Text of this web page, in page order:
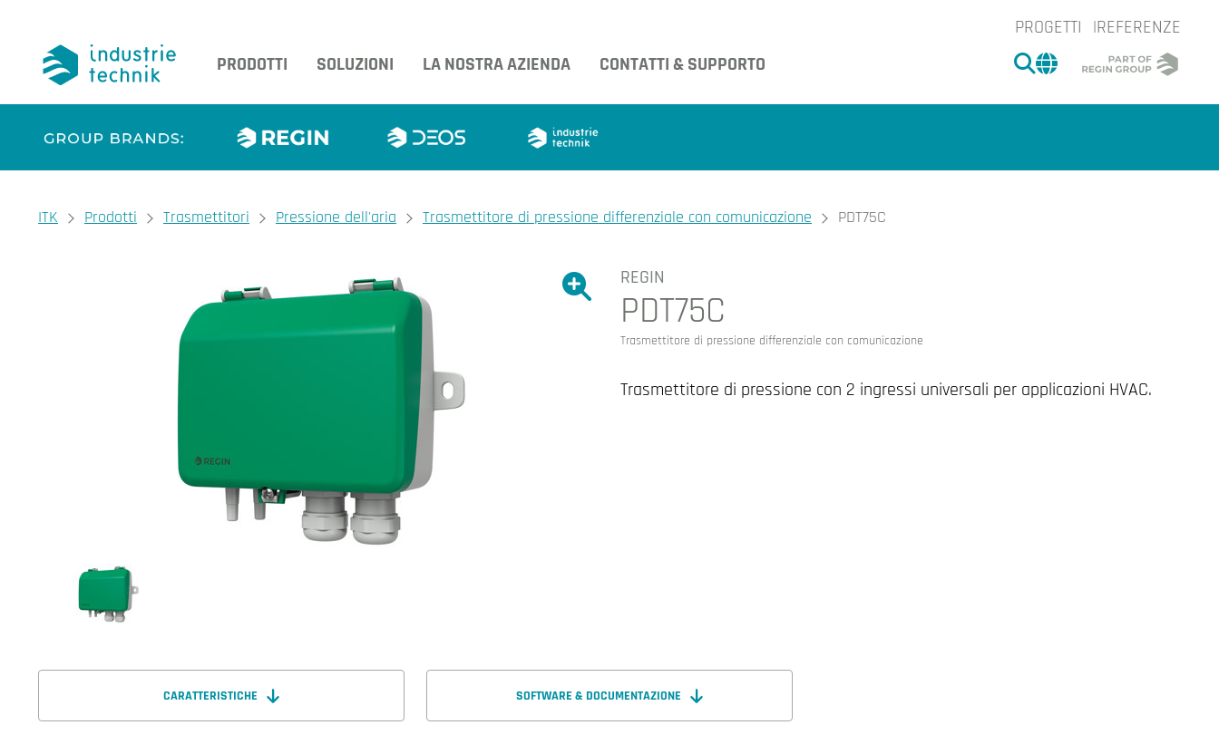
PROGETTI
REFERENZE
PRODOTTI
SOLUZIONI LA NOSTRA AZIENDA CONTATTI & SUPPORTO CERCA
CHANGE MARKET
You are here:
ITK Prodotti Trasmettitori Pressione dell'aria Trasmettitore di pressione differenziale con comunicazione PDT75C
Ingrandire l'immagine.
Ingrandire l'immagine.
REGIN
PDT75C
Trasmettitore di pressione differenziale con comunicazione
Trasmettitore di pressione con 2 ingressi universali per applicazioni HVAC.
CARATTERISTICHE SOFTWARE & DOCUMENTAZIONE